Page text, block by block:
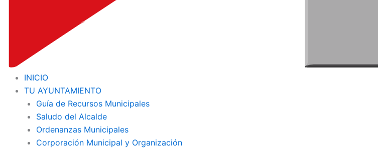
INICIO
TU AYUNTAMIENTO
Guía de Recursos Municipales
Saludo del Alcalde
Ordenanzas Municipales
Corporación Municipal y Organización